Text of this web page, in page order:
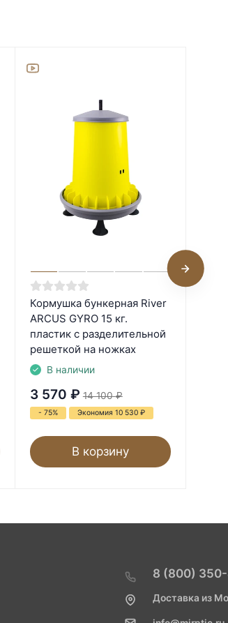
Кормушка бункерная River
ARCUS GYRO 15 кг.
пластик с разделительной
решеткой на ножках
В наличии
3 570 ₽ 14 100 ₽
- 75% Экономия 10 530 ₽
В корзину
8 (800)
Доставка из